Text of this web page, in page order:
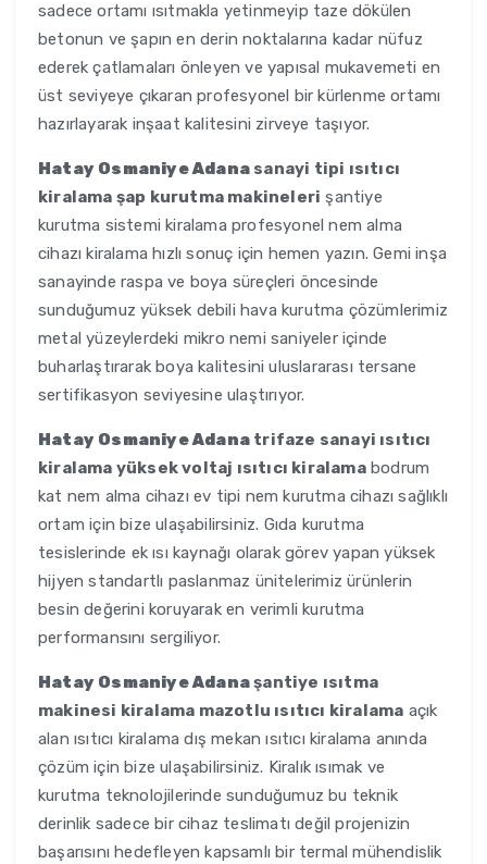
sadece ortamı ısıtmakla yetinmeyip taze dökülen
betonun ve şapın en derin noktalarına kadar nüfuz
ederek çatlamaları önleyen ve yapısal mukavemeti en
üst seviyeye çıkaran profesyonel bir kürlenme ortamı
hazırlayarak inşaat kalitesini zirveye taşıyor.
Hatay Osmaniye Adana sanayi tipi ısıtıcı
kiralama şap kurutma makineleri şantiye
kurutma sistemi kiralama profesyonel nem alma
cihazı kiralama hızlı sonuç için hemen yazın. Gemi inşa
sanayinde raspa ve boya süreçleri öncesinde
sunduğumuz yüksek debili hava kurutma çözümlerimiz
metal yüzeylerdeki mikro nemi saniyeler içinde
buharlaştırarak boya kalitesini uluslararası tersane
sertifikasyon seviyesine ulaştırıyor.
Hatay Osmaniye Adana trifaze sanayi ısıtıcı
kiralama yüksek voltaj ısıtıcı kiralamabodrum
kat nem alma cihazı ev tipi nem kurutma cihazı sağlıklı
ortam için bize ulaşabilirsiniz. Gıda kurutma
tesislerinde ek ısı kaynağı olarak görev yapan yüksek
hijyen standartlı paslanmaz ünitelerimiz ürünlerin
besin değerini koruyarak en verimli kurutma
performansını sergiliyor.
Hatay Osmaniye Adanaşantiye ısıtma
makinesi kiralama mazotlu ısıtıcı kiralama açık
alan ısıtıcı kiralama dış mekan ısıtıcı kiralama anında
çözüm için bize ulaşabilirsiniz. Kiralık ısımak ve
kurutma teknolojilerinde sunduğumuz bu teknik
derinlik sadece bir cihaz teslimatı değil projenizin
başarısını hedefleyen kapsamlı bir termal mühendislik